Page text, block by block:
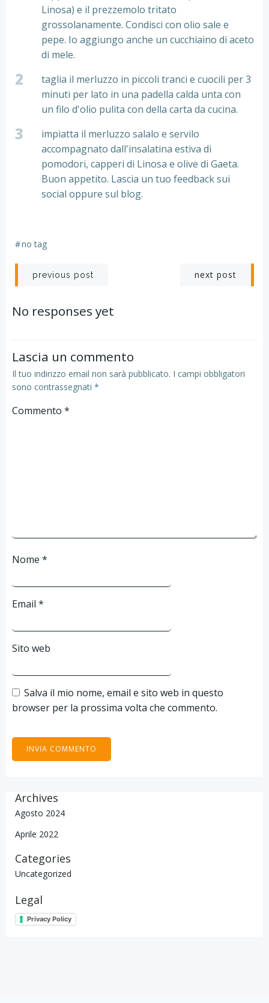
Linosa) e il prezzemolo tritato
grossolanamente. Condisci con olio sale e
pepe. Io aggiungo anche un cucchiaino di aceto
di mele.
2
taglia il merluzzo in piccoli tranci e cuocili per 3
minuti per lato in una padella calda unta con
un filo d'olio pulita con della carta da cucina.
3
impiatta il merluzzo salalo e servilo
accompagnato dall'insalatina estiva di
pomodori, capperi di Linosa e olive di Gaeta.
Buon appetito. Lascia un tuo feedback sui
social oppure sul blog.
#no tag
Post
navigation
previous post next post
No responses yet
Lascia un commento
Il tuo indirizzo email non sarà pubblicato. I campi obbligatori
sono contrassegnati *
Commento *
Nome *
Email *
Sito web
Salva il mio nome, email e sito web in questo
browser per la prossima volta che commento.
Archives
Agosto 2024
Aprile 2022
Categories
Uncategorized
Legal
Privacy Policy